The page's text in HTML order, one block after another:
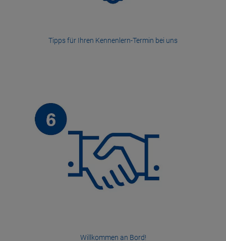
Tipps für Ihren Kennenlern-Termin bei uns
Willkommen an Bord!